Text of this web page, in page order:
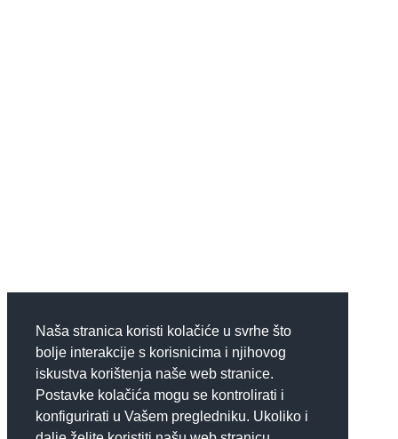
Naša stranica koristi kolačiće u svrhe što
bolje interakcije s korisnicima i njihovog
iskustva korištenja naše web stranice.
Postavke kolačića mogu se kontrolirati i
konfigurirati u Vašem pregledniku. Ukoliko i